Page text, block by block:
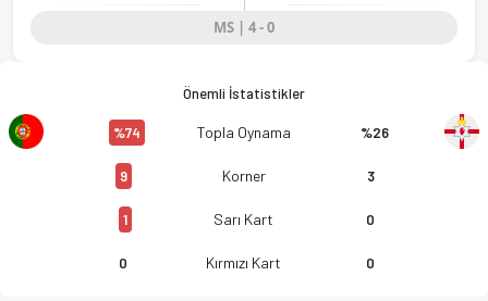
MS | 4 - 0
Önemli İstatistikler
%74 Topla Oynama %26
9 Korner 3
1 Sarı Kart 0
0 Kırmızı Kart 0